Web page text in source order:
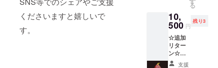
くださいますと嬉しいで
す。
さい。
・この
返礼品
を選択
し支援
いただ
くと、
資材で
ふんわ
りと優
しく包
んで
クール
便でお
ク系の
さつま
いもで
す。焼
き芋は
もちろ
ん、お
以内 概
要： ぶ
どうを
肥料に
して愛
情込め
て育て
約
1kg（9
~12玉入
り） 発
送時
期：8月
中旬～9
フトに
も喜ば
れてい
ます。
内容
量：約
1kg（9
る
10,
500 円
残り3
☆追加
リター
ン☆
【ぶど
支援